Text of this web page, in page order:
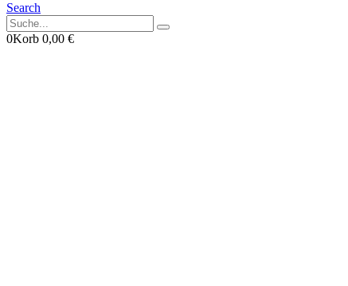
Search
0Korb 0,00 €